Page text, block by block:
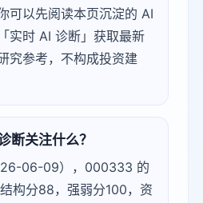
可以先阅读本页沉淀的 AI
实时 AI 诊断」获取最新
究参考，不构成投资建
关注什么？
06-09），000333 的
构分88，强弱分100，资